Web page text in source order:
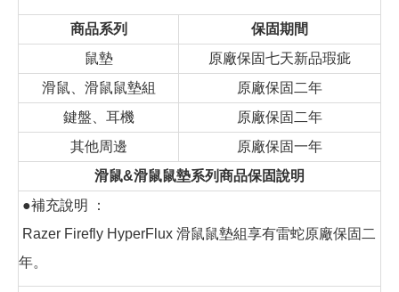
商品系列
保固期間
鼠墊
原廠保固七天新品瑕疵
滑鼠、滑鼠鼠墊組
原廠保固二年
鍵盤、耳機
原廠保固二年
其他周邊
原廠保固一年
滑鼠&滑鼠鼠墊系列商品保固說明
●補充說明 ：
Razer Firefly HyperFlux 滑鼠鼠墊組享有雷蛇原廠保固二
年。